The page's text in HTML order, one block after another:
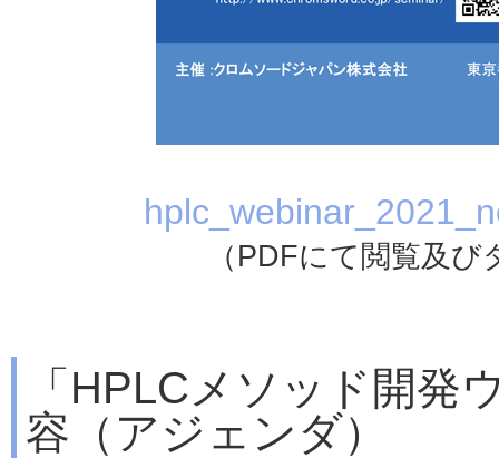
（PDFにて閲覧及
「HPLCメソッド開発
容（アジェンダ）